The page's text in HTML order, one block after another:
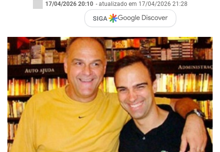
17/04/2026 20:10 - atualizado em 17/04/2026 21:28
SIGA